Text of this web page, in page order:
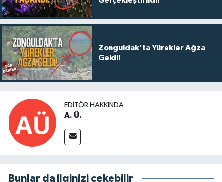
Zonguldak'ta Yürekler Ağza
Geldi!
EDITÖR HAKKINDA
A. Ü.
Bunlar da ilginizi çekebilir